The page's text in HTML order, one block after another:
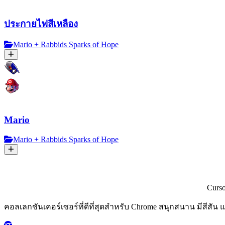
ประกายไฟสีเหลือง
Mario + Rabbids Sparks of Hope
Mario
Mario + Rabbids Sparks of Hope
คอลเลกชันเคอร์เซอร์ที่ดีที่สุดสำหรับ Chrome สนุกสนาน มีสีสัน